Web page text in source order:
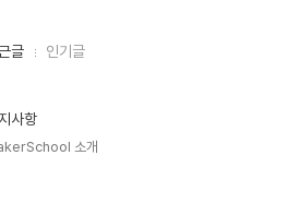
글 인기글
사항
소개